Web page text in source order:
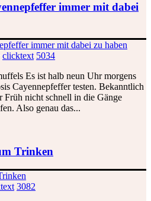
immer mit dabei
clicktext 5034
Es ist halb neun Uhr morgens
Cayennepfeffer testen. Bekanntlich
Früh nicht schnell in die Gänge
Also genau das...
Trinken
3082